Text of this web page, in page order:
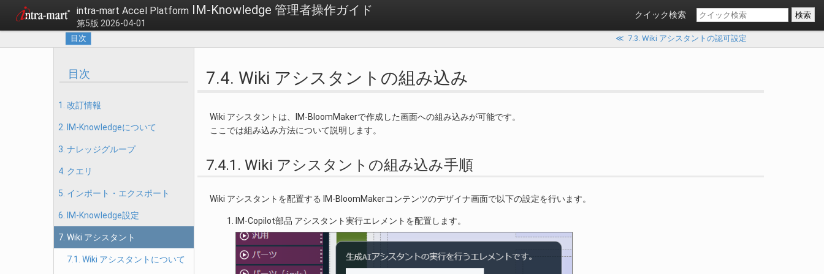
intra-mart Accel Platform IM-Knowledge 管理者操作ガイド
第5版 2026-04-01
クイック検索
目次 ≪ 7.3. Wiki アシスタントの認可設定
目次
1. 改訂情報
2. IM-Knowledgeについて
3. ナレッジグループ
4. クエリ
5. インポート・エクスポート
6. IM-Knowledge設定
7. Wiki アシスタント
7.1. Wiki アシスタントについて
7.4. Wiki アシスタントの組み込み
Wiki アシスタントは、IM-BloomMakerで作成した画面への組み込みが可能です。
ここでは組み込み方法について説明します。
7.4.1. Wiki アシスタントの組み込み手順
Wiki アシスタントを配置する IM-BloomMakerコンテンツのデザイナ画面で以下の設定を行います。
IM-Copilot部品 アシスタント実行エレメントを配置します。